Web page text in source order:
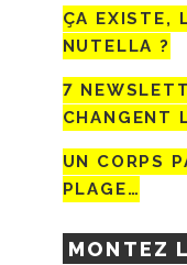
ÇA EXISTE,
NUTELLA ?
7
CHANGENT
UN CORPS
PLAGE…
MONTEZ